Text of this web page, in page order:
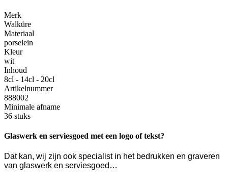
Merk
Walküre
Materiaal
porselein
Kleur
wit
Inhoud
8cl - 14cl - 20cl
Artikelnummer
888002
Minimale afname
36 stuks
Glaswerk en serviesgoed met een logo of tekst?
Dat kan, wij zijn ook specialist in het bedrukken en graveren
van glaswerk en serviesgoed…